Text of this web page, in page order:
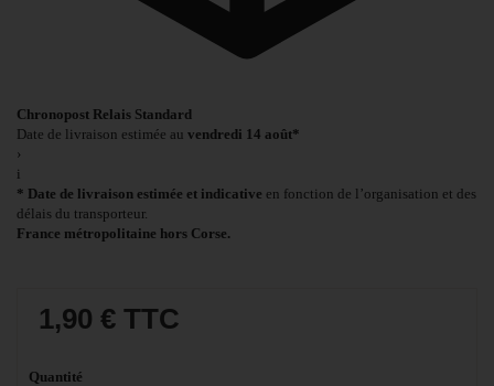
Chronopost Relais Standard
Date de livraison estimée au vendredi 14 août*
›
i
* Date de livraison estimée et indicative en fonction de l’organisation et des
délais du transporteur.
France métropolitaine hors Corse.
1,90 € TTC
Quantité